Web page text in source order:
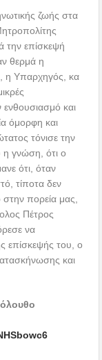
ζωής στα
την επίσκεψή
θερμά η
η Υπαρχηγός, κα
ενθουσιασμό και
όμορφη και
τόνισε την
η γνώση, ότι ο
ότι, όταν
τίποτα δεν
στην πορεία μας,
Πέτρος
να
επίσκεψής του, ο
και